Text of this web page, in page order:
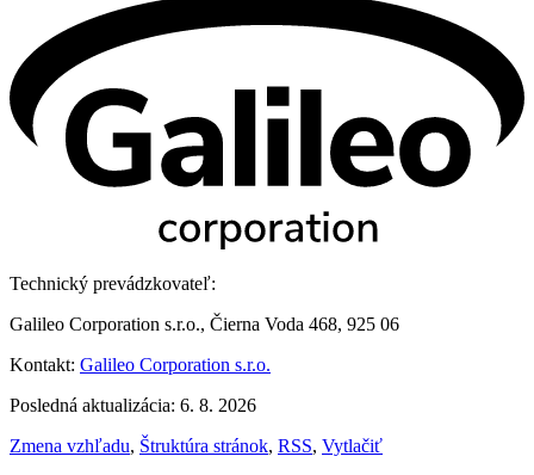
Technický prevádzkovateľ:
Galileo Corporation s.r.o., Čierna Voda 468, 925 06
Kontakt: Galileo Corporation s.r.o.
Posledná aktualizácia: 6. 8. 2026
Zmena vzhľadu, Štruktúra stránok, RSS, Vytlačiť